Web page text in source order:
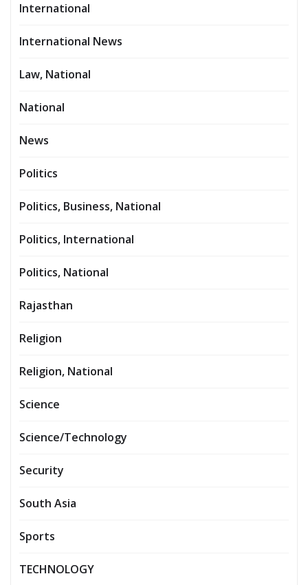
International
International News
Law, National
National
News
Politics
Politics, Business, National
Politics, International
Politics, National
Rajasthan
Religion
Religion, National
Science
Science/Technology
Security
South Asia
Sports
TECHNOLOGY